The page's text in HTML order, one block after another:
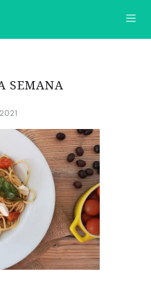
AVENTURA GASTRON
SEMANA